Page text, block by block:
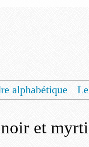
alphabétique
et